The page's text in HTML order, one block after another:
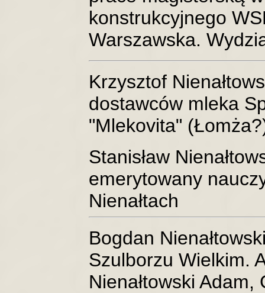
konstrukcyjnego
Warszawska.
Krzysztof
dostawców mleka
"Mlekovita"
Stanisław
emerytowany
Nienałtach
Bogdan
Szulborzu Wielkim.
Nienałtowski